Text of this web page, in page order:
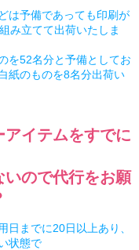
は予備であっても印刷が
み立てて出荷いたしま
を52名分と予備としてお
紙のものを8名分出荷い
イテムをすでに
いので代行をお願
日までに20日以上あり、
状態で